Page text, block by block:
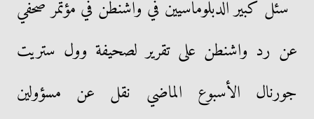
سُئل كبير الدبلوماسيين في واشنطن في مؤتمر صحفي
عن رد واشنطن على تقرير لصحيفة وول ستريت
جورنال الأسبوع الماضي نقل عن مسؤولين